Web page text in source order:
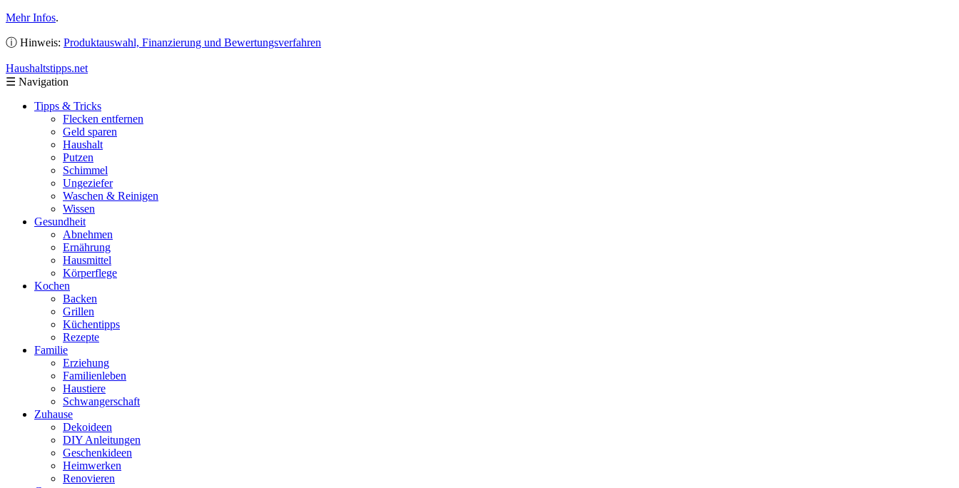
Mehr Infos.
ⓘ Hinweis: Produktauswahl, Finanzierung und Bewertungsverfahren
Haushaltstipps.net
☰ Navigation
Tipps & Tricks
Flecken entfernen
Geld sparen
Haushalt
Putzen
Schimmel
Ungeziefer
Waschen & Reinigen
Wissen
Gesundheit
Abnehmen
Ernährung
Hausmittel
Körperflege
Kochen
Backen
Grillen
Küchentipps
Rezepte
Familie
Erziehung
Familienleben
Haustiere
Schwangerschaft
Zuhause
Dekoideen
DIY Anleitungen
Geschenkideen
Heimwerken
Renovieren